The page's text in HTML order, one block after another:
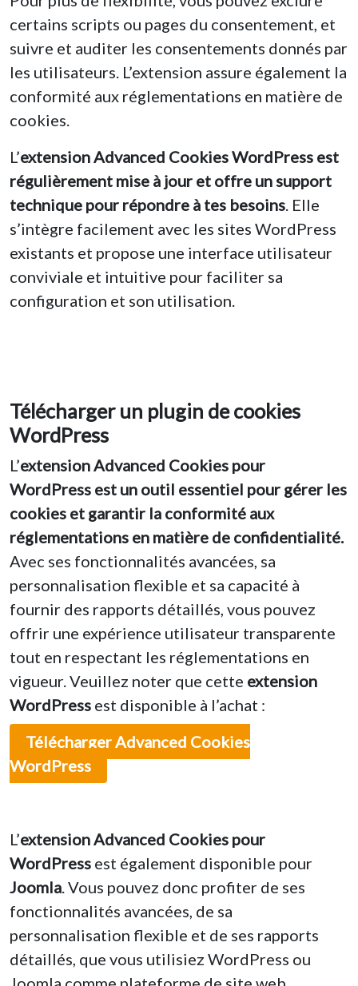
certains scripts ou pages du consentement, et
suivre et auditer les consentements donnés par
les utilisateurs. L’extension assure également la
conformité aux réglementations en matière de
cookies.
L’extension Advanced Cookies WordPress est
régulièrement mise à jour et offre un support
technique pour répondre à tes besoins . Elle
s’intègre facilement avec les sites WordPress
existants et propose une interface utilisateur
conviviale et intuitive pour faciliter sa
configuration et son utilisation.
Télécharger un plugin de cookies
WordPress
L’extension Advanced Cookies pour
WordPress est un outil essentiel pour gérer les
cookies et garantir la conformité aux
réglementations en matière de confidentialité.
Avec ses fonctionnalités avancées, sa
personnalisation flexible et sa capacité à
fournir des rapports détaillés, vous pouvez
offrir une expérience utilisateur transparente
tout en respectant les réglementations en
vigueur. Veuillez noter que cette extension
WordPress est disponible à l’achat :
Télécharger Advanced Cookies
WordPress
L’extension Advanced Cookies pour
WordPress est également disponible pour
Joomla . Vous pouvez donc profiter de ses
fonctionnalités avancées, de sa
personnalisation flexible et de ses rapports
détaillés, que vous utilisiez WordPress ou